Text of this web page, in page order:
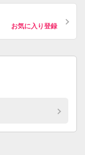
お気に入り登録